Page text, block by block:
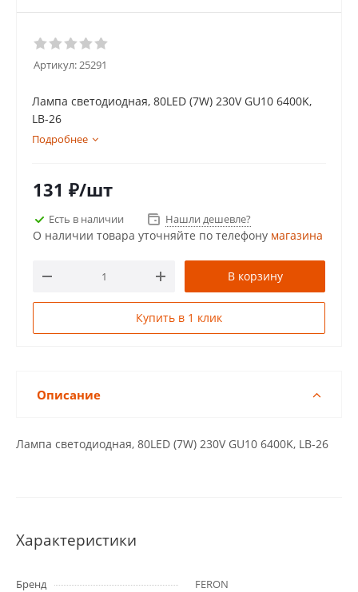
Артикул:25291
Лампа светодиодная, 80LED (7W) 230V GU10 6400K,
LB-26
Подробнее
131 ₽/шт
Есть в наличии Нашли дешевле?
О наличии товара уточняйте по телефону магазина
В корзину
Купить в 1 клик
Описание
Лампа светодиодная, 80LED (7W) 230V GU10 6400K, LB-26
Характеристики
Бренд FERON